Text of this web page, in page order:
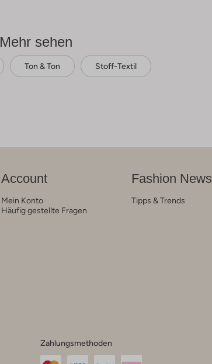
Mehr sehen
Ton & Ton Stoff-Textil
Account
Mein Konto
Häufig gestellte Fragen
Fashion News
Tipps & Trends
Zahlungsmethoden